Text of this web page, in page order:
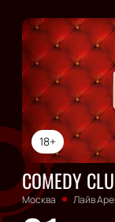
18+
COMEDY
Москва Лайв